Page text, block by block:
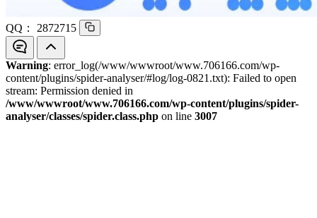
QQ： 2872715
Warning: error_log(/www/wwwroot/www.706166.com/wp-
content/plugins/spider-analyser/#log/log-0821.txt): Failed to open
stream: Permission denied in
/www/wwwroot/www.706166.com/wp-content/plugins/spider-
analyser/classes/spider.class.php on line 3007